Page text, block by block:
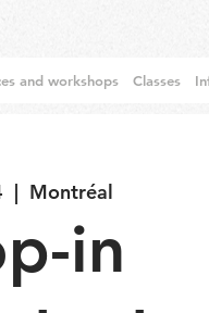
and workshops Classes
  |
Montréal
in